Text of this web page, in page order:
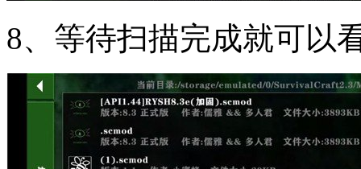
8、等待扫描完成就可以